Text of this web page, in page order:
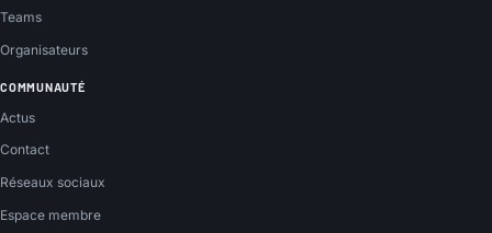
Teams
Organisateurs
COMMUNAUTÉ
Actus
Contact
Réseaux sociaux
Espace membre